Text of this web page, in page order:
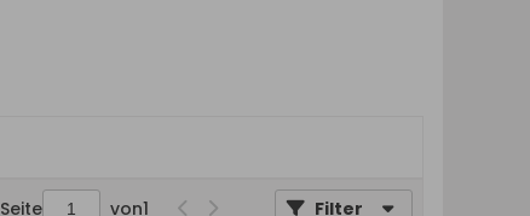
Seite von1 Filter